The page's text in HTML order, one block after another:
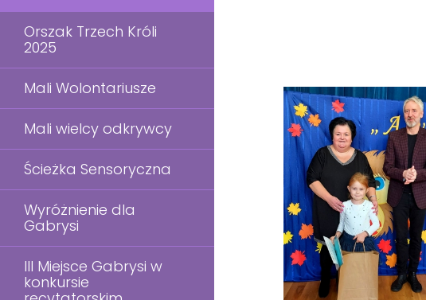
Orszak Trzech Króli
2025
Mali Wolontariusze
Mali wielcy odkrywcy
Ścieżka Sensoryczna
Wyróżnienie dla
Gabrysi
III Miejsce Gabrysi w
konkursie